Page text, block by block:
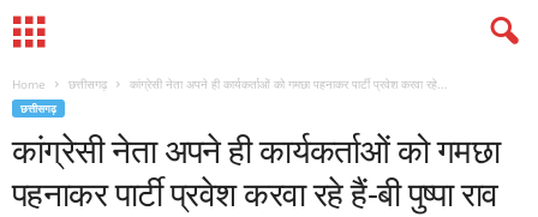
Home छत्तीसगढ़ कांग्रेसी नेता अपने ही कार्यकर्ताओं को गमछा पहनाकर पार्टी प्रवेश करवा रहे...
छत्तीसगढ़
कांग्रेसी नेता अपने ही कार्यकर्ताओं को गमछा
पहनाकर पार्टी प्रवेश करवा रहे हैं-बी पुष्पा राव